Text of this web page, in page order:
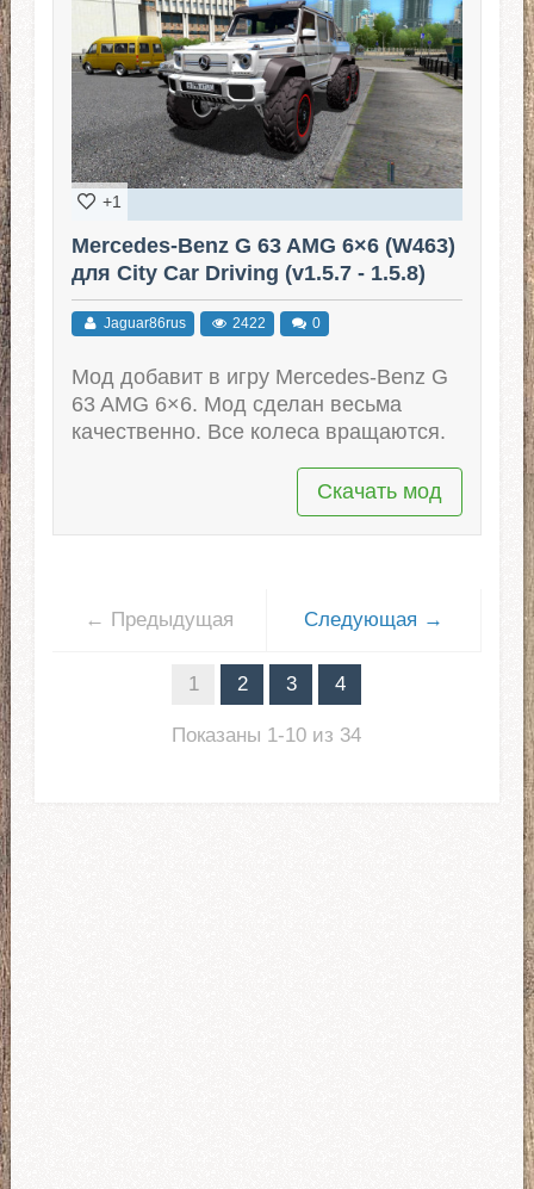
+1
Mercedes-Benz G 63 AMG 6×6 (W463)
для City Car Driving (v1.5.7 - 1.5.8)
Jaguar86rus 2422 0
Мод добавит в игру Mercedes-Benz G
63 AMG 6×6. Мод сделан весьма
качественно. Все колеса вращаются.
Скачать мод
← Предыдущая Следующая →
1 2 3 4
Показаны 1-10 из 34